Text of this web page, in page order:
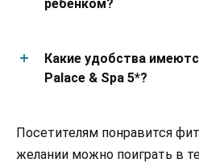
ребенком?
Какие удобства
Palace & Spa 5*?
Посетителям понравится
желании можно поиграть в